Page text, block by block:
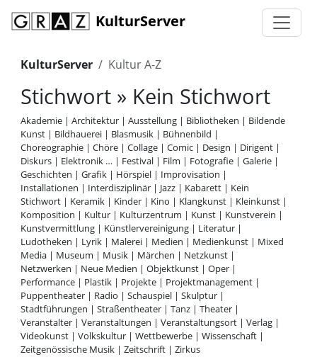
KulturServer
KulturServer Kultur A-Z
Stichwort » Kein Stichwort
Akademie |Architektur |Ausstellung | Bibliotheken | Bildende
Kunst | Bildhauerei | Blasmusik | Bühnenbild |
Choreographie |Chöre |Collage |Comic | Design | Dirigent |
Diskurs | Elektronik … | Festival | Film | Fotografie |Galerie |
Geschichten |Grafik | Hörspiel | Improvisation |
Installationen | Interdisziplinär | Jazz | Kabarett | Kein
Stichwort | Keramik | Kinder | Kino | Klangkunst | Kleinkunst |
Komposition | Kultur | Kulturzentrum | Kunst | Kunstverein |
Kunstvermittlung | Künstlervereinigung | Literatur |
Ludotheken | Lyrik | Malerei | Medien | Medienkunst | Mixed
Media | Museum | Musik | Märchen | Netzkunst |
Netzwerken | Neue Medien |Objektkunst |Oper |
Performance | Plastik | Projekte | Projektmanagement |
Puppentheater | Radio |Schauspiel |Skulptur |
Stadtführungen |Straßentheater |Tanz |Theater |
Veranstalter |Veranstaltungen |Veranstaltungsort |Verlag |
Videokunst |Volkskultur |Wettbewerbe |Wissenschaft |
Zeitgenössische Musik |Zeitschrift |Zirkus